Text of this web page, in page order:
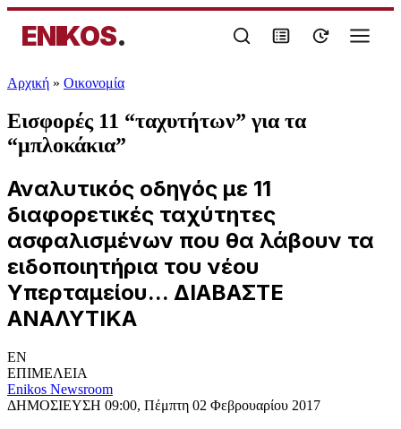
ENIKOS.
Αρχική » Oικονομία
Εισφορές 11 “ταχυτήτων” για τα
“μπλοκάκια”
Αναλυτικός οδηγός με 11
διαφορετικές ταχύτητες
ασφαλισμένων που θα λάβουν τα
ειδοποιητήρια του νέου
Υπερταμείου... ΔΙΑΒΑΣΤΕ
ΑΝΑΛΥΤΙΚΑ
EN
ΕΠΙΜΕΛΕΙΑ
Enikos Newsroom
ΔΗΜΟΣΙΕΥΣΗ 09:00, Πέμπτη 02 Φεβρουαρίου 2017